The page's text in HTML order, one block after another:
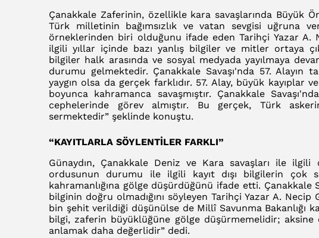
Çanakkale Zaferinin, özellikle kara savaşlarında Büyük
Türk milletinin bağımsızlık ve vatan sevgisi uğruna
örneklerinden biri olduğunu ifade eden Tarihçi Yazar A.
ilgili yıllar içinde bazı yanlış bilgiler ve mitler ortaya
bilgiler halk arasında ve sosyal medyada yayılmaya
durumu gelmektedir. Çanakkale Savaşı'nda 57. Alayın
yaygın olsa da gerçek farklıdır. 57. Alay, büyük
boyunca kahramanca savaşmıştır. Çanakkale
cephelerinde görev almıştır. Bu gerçek, Türk
sermektedir” şeklinde konuştu.
“KAYITLARLA SÖYLENTİLER FARKLI”
Günaydın, Çanakkale Deniz ve Kara savaşları ile
ordusunun durumu ile ilgili kayıt dışı bilgilerin çok
kahramanlığına gölge düşürdüğünü ifade etti. Çanakkale
bilginin doğru olmadığını söyleyen Tarihçi Yazar A. Necip
bin şehit verildiği düşünülse de Millî Savunma Bakanlığı
bilgi, zaferin büyüklüğüne gölge düşürmemelidir;
anlamak daha değerlidir” dedi.